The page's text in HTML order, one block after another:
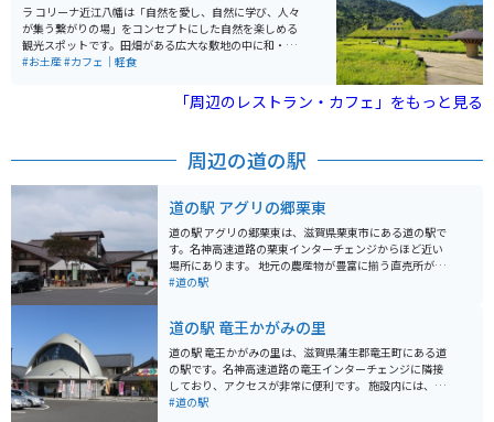
ラ コリーナ近江八幡は「自然を愛し、自然に学び、人々
が集う繋がりの場」をコンセプトにした自然を楽しめる
観光スポットです。田畑がある広大な敷地の中に和・洋
菓子のメインショップをはじめ、自社農園のキャンディ
パンショップなど、様々な施設があります。 滋賀県の定
番手土産バームクーヘンが有名なクラブハリエのショッ
ョップなど自然を感じながらゆったりと過ごせます。
#お土産#カフェ｜軽食
「周辺のレストラン・カフェ」をもっと見る
周辺の道の駅
道の駅 アグリの郷栗東
道の駅 アグリの郷栗東は、滋賀県栗東市にある道の駅で
す。名神高速道路の栗東インターチェンジからほど近い
場所にあります。 地元の農産物が豊富に揃う直売所が人
気で、新鮮な野菜や果物がお手頃価格で購入できます。
や、地元産の食材を使った軽食コーナーもあります。 バ
イクで訪れる場合、道の駅には広々とした駐車場が完備
されているので安心です。 ツーリングの休憩場所として
も最適です。 周辺には、日本庭園で有名な「水口歴史民
俗資料館」や、豊かな自然を楽しめる「金勝山」など、
#道の駅
道の駅 竜王かがみの里
道の駅 竜王かがみの里は、滋賀県蒲生郡竜王町にある道
の駅です。名神高速道路の竜王インターチェンジに隣接
しており、アクセスが非常に便利です。 施設内には、地
元の新鮮な農産物を販売する「かがみの里市場」や、近
#道の駅